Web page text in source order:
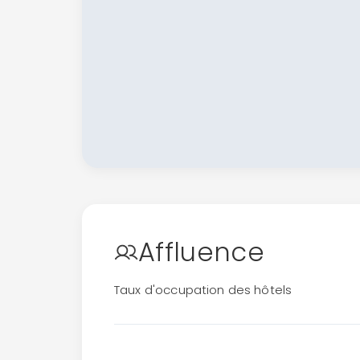
Affluence
Taux d'occupation des hôtels